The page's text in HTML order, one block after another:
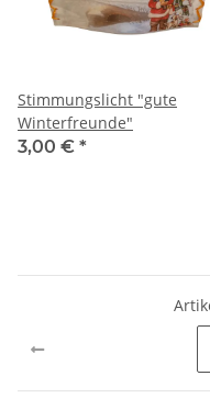
Stimmungslicht "gute
Winterfreunde"
3,00 € *